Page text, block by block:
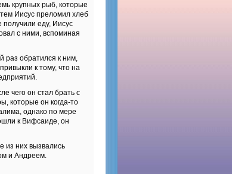
крупных рыб, которые
Иисус преломил хлеб
получили еду, Иисус
с ними, вспоминая
раз обратился к ним,
к тому, что на
чего он стал брать с
которые он когда-то
однако по мере
к Вифсаиде, он
из них вызвались
и Андреем.